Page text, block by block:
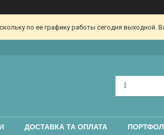
по ее графику работы сегодня выходной.
ДОСТАВКА ТА ОПЛАТА